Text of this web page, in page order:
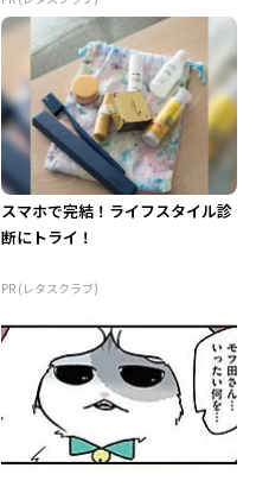
スマホで完結！ライフスタイル診
断にトライ！
PR (レタスクラブ)